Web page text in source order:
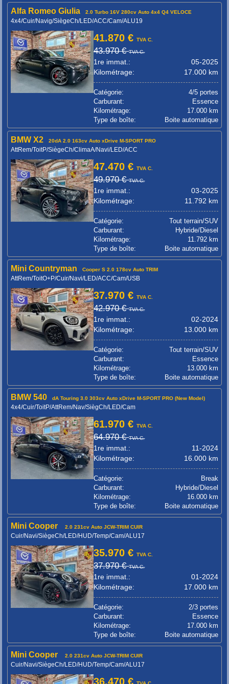
Alfa Romeo Giulia 2.0 Turbo 16V 280cv Auto 4x4 Q4 VELOCE
4x4/Cuir/Navig/SiègeCh/LED/ACC/Cam/ALU19
41.870 €TVA C.
43.970 €TVA C.
1re immat.:
05-2025
Kilométrage:
17.000 km
Catégorie:
4/5 portes
Carburant:
Essence
Kilométrage:
17.000 km
Type de boîte:
Boite automatique
BMW X2 20dA 2.0 163cv Auto xDrive M-SPORT PRO
AttRem/ToitP/SiègeCh/ClimaA/Navi/LED/ACC
47.470 €TVA C.
49.970 €TVA C.
1re immat.:
03-2025
Kilométrage:
11.792 km
Catégorie:
Tout terrain/SUV
Carburant:
Hybride/Diesel
Kilométrage:
11.792 km
Type de boîte:
Boite automatique
Mini Countryman Cooper S 2.0 178cv Auto TRIM
AttRem/ToitO+P/Cuir/Navi/LED/ACC/Cam/USB
37.970 €TVA C.
42.970 €TVA C.
1re immat.:
02-2024
Kilométrage:
13.000 km
Catégorie:
Tout terrain/SUV
Carburant:
Essence
Kilométrage:
13.000 km
Type de boîte:
Boite automatique
BMW 540 dA Touring 3.0 303cv Auto xDrive M-SPORT PRO (New Model)
4x4/Cuir/ToitP/AttRem/Nav/SiègCh/LED/Cam
61.970 €TVA C.
64.970 €TVA C.
1re immat.:
11-2024
Kilométrage:
16.000 km
Catégorie:
Break
Carburant:
Hybride/Diesel
Kilométrage:
16.000 km
Type de boîte:
Boite automatique
Mini Cooper 2.0 231cv Auto JCW-TRIM CUIR
Cuir/Navi/SiègeCh/LED/HUD/Temp/Cam/ALU17
35.970 €TVA C.
37.970 €TVA C.
1re immat.:
01-2024
Kilométrage:
17.000 km
Catégorie:
2/3 portes
Carburant:
Essence
Kilométrage:
17.000 km
Type de boîte:
Boite automatique
Mini Cooper 2.0 231cv Auto JCW-TRIM CUIR
Cuir/Navi/SiègeCh/LED/HUD/Temp/Cam/ALU17
36.470 €